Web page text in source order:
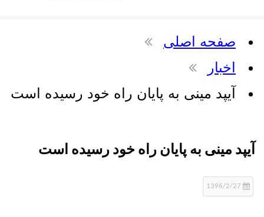
اصلی
مینی به پایان راه خود رسیده است
مینی به پایان راه خود رسیده است